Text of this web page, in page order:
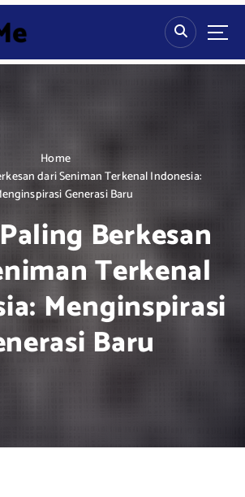
Home
dari Seniman Terkenal Indonesia:
Generasi Baru
Berkesan
Terkenal
Menginspirasi
Baru